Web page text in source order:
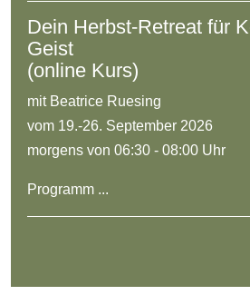
Dein Herbst-Retreat für
Geist
(online Kurs)
mit Beatrice Ruesing
vom 19.-26. September 2026
morgens von 06:30 - 08:00 Uhr
Programm ...